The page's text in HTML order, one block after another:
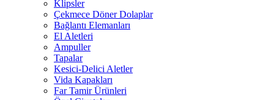
Klipsler
Çekmece Döner Dolaplar
Bağlantı Elemanları
El Aletleri
Ampuller
Tapalar
Kesici-Delici Aletler
Vida Kapakları
Far Tamir Ürünleri